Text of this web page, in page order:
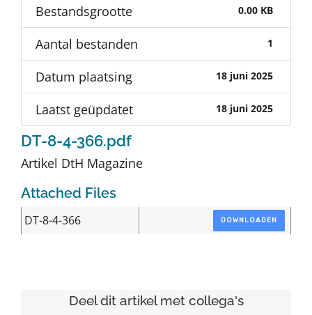
Contact
Bestandsgrootte 0.00 KB
Aantal bestanden 1
Datum plaatsing 18 juni 2025
Laatst geüpdatet 18 juni 2025
DT-8-4-366.pdf
Artikel DtH Magazine
Attached Files
DT-8-4-366 DOWNLOADEN
Deel dit artikel met collega's